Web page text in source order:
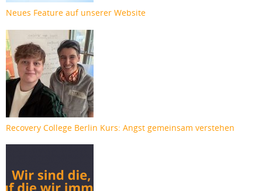
Neues Feature auf unserer Website
Recovery College Berlin Kurs: Angst gemeinsam verstehen